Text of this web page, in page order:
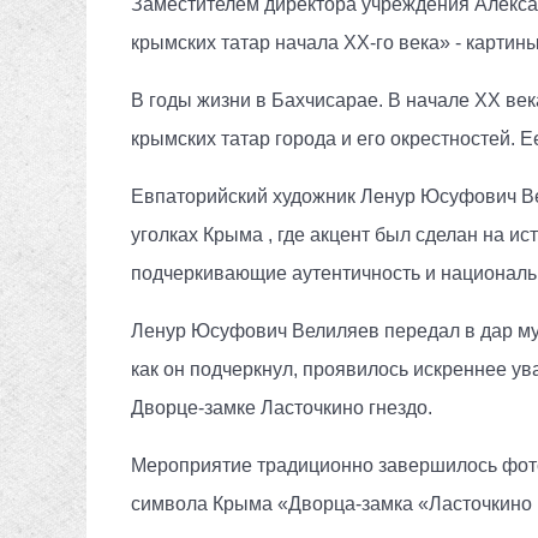
Заместителем директора учреждения
крымских татар начала XX-го века» -
В годы жизни в Бахчисарае. В начале ХХ
крымских татар города и его
Евпаторийский художник Ленур Юсуфович
уголках Крыма , где акцент был сделан на
подчеркивающие аутентичность и
Ленур Юсуфович Велиляев передал в дар
как он подчеркнул, проявилось искреннее
Дворце-замке Ласточкино гнездо.
Мероприятие традиционно завершилось
символа Крыма «Дворца-замка